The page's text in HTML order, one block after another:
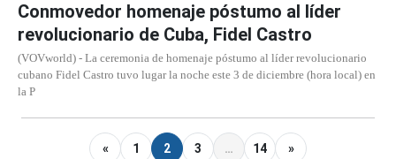
Conmovedor homenaje póstumo al líder
revolucionario de Cuba, Fidel Castro
(VOVworld) - La ceremonia de homenaje póstumo al líder revolucionario
cubano Fidel Castro tuvo lugar la noche este 3 de diciembre (hora local) en
la P
« 1 2 3 … 14 »